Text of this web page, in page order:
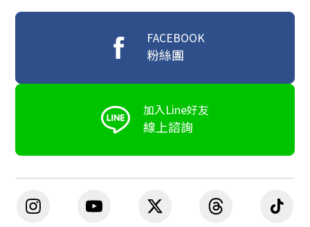
FACEBOOK
粉絲團
加入Line好友
線上諮詢